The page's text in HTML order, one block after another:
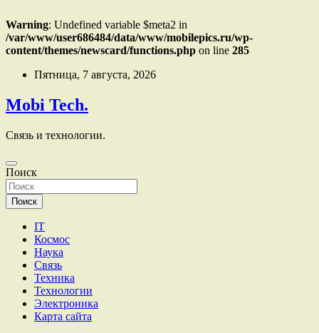
Warning: Undefined variable $meta2 in
/var/www/user686484/data/www/mobilepics.ru/wp-
content/themes/newscard/functions.php on line 285
Перейти
содержимому
Пятница, 7 августа, 2026
Mobi Tech.
Связь и технологии.
Поиск
Поиск
IT
Космос
Наука
Связь
Техника
Технологии
Электроника
Карта сайта